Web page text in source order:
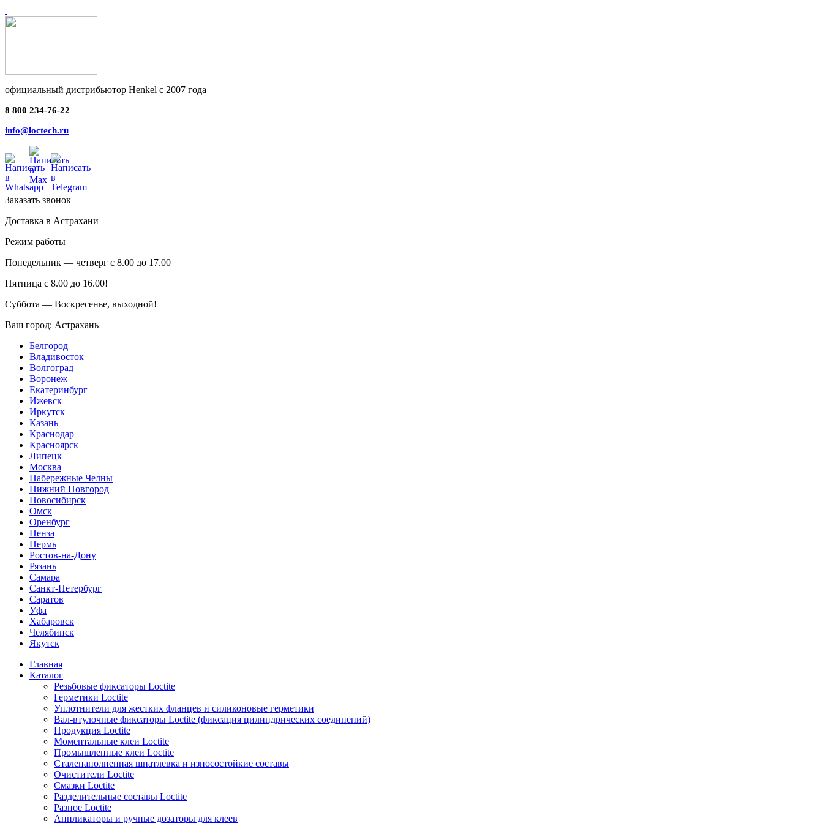
официальный дистрибьютор Henkel с 2007 года
8 800 234-76-22
info@loctech.ru
Заказать звонок
Доставка в Астрахани
Режим работы
Понедельник — четверг с 8.00 до 17.00
Пятница с 8.00 до 16.00!
Суббота — Воскресенье, выходной!
Ваш город: Астрахань
Белгород
Владивосток
Волгоград
Воронеж
Екатеринбург
Ижевск
Иркутск
Казань
Краснодар
Красноярск
Липецк
Москва
Набережные Челны
Нижний Новгород
Новосибирск
Омск
Оренбург
Пенза
Пермь
Ростов-на-Дону
Рязань
Самара
Санкт-Петербург
Саратов
Уфа
Хабаровск
Челябинск
Якутск
Главная
Каталог
Резьбовые фиксаторы Loctite
Герметики Loctite
Уплотнители для жестких фланцев и силиконовые герметики
Вал-втулочные фиксаторы Loctite (фиксация цилиндрических соединений)
Продукция Loctite
Моментальные клеи Loctite
Промышленные клеи Loctite
Сталенаполненная шпатлевка и износостойкие составы
Очистители Loctite
Смазки Loctite
Разделительные составы Loctite
Разное Loctite
Аппликаторы и ручные дозаторы для клеев